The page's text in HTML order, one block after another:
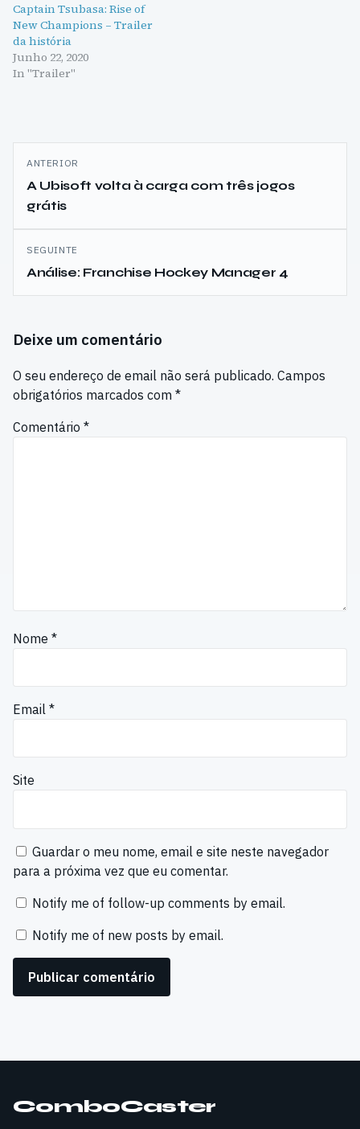
Captain Tsubasa: Rise of
New Champions – Trailer
da história
Junho 22, 2020
In "Trailer"
Navegação
de
artigos
ANTERIOR
A Ubisoft volta à carga com três jogos
grátis
SEGUINTE
Análise: Franchise Hockey Manager 4
Deixe um comentário
O seu endereço de email não será publicado. Campos
obrigatórios marcados com *
Comentário *
Nome *
Email *
Site
Guardar o meu nome, email e site neste navegador
para a próxima vez que eu comentar.
Notify me of follow-up comments by email.
Notify me of new posts by email.
ComboCaster